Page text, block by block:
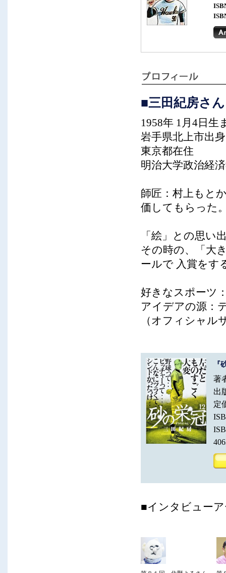
■三田紀房さん
1958年 1月4日
岩手県北上市出身
東京都在住
明治大学政治経
師匠：村上もと
価してもらった
「絵」との思い
その時の、「大
ールで 入賞をす
好きなスポーツ
アイデアの源：
（オフィシャル
『
著
出
定
■インタビュー